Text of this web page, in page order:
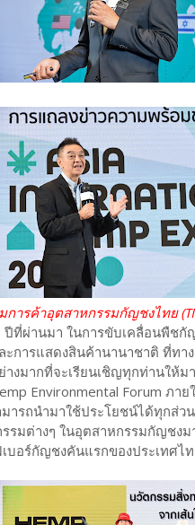
ารค้าอุตสาหกรรมกัญชงไทย
ปีที่ผ่านมา ในการขับเคลื่อนพืช
ะการแสดงสินค้านานาชาติ ที่ท
มากที่จะเรียนเชิญทุกท่านให้ม
Environmental Forum ภาย
รถนำมาใช้ประโยชน์ได้ทุกส่ว
รมต่างๆ ในอุตสาหกรรมกัญชง
อร์กัญชงคันแรกของประเทศไ